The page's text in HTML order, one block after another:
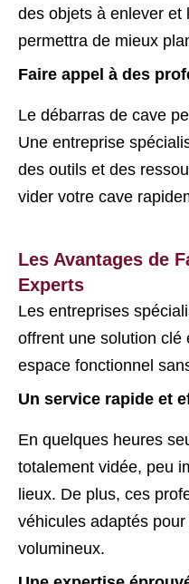
des objets à enlever et
permettra de mieux
Faire appel à des
Le débarras de cave
Une entreprise
des outils et des
vider votre cave
Les Avantages de
Experts
Les entreprises
offrent une solution clé
espace fonctionnel
Un service rapide et
En quelques heures
totalement vidée, peu
lieux. De plus, ces
véhicules adaptés
volumineux.